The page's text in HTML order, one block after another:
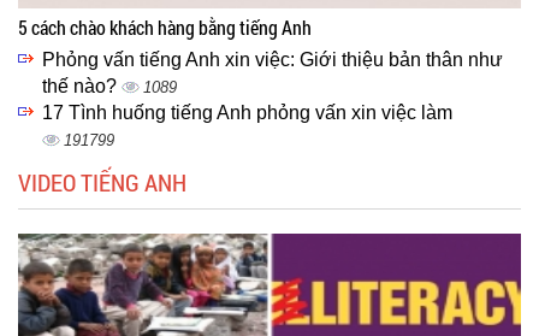
5 cách chào khách hàng bằng tiếng Anh
Phỏng vấn tiếng Anh xin việc: Giới thiệu bản thân như
thế nào?
1089
17 Tình huống tiếng Anh phỏng vấn xin việc làm
191799
VIDEO TIẾNG ANH